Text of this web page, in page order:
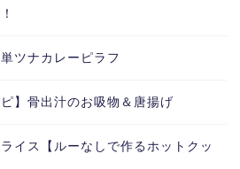
ツナカレーピラフ
】骨出汁のお吸物＆唐揚げ
イス【ルーなしで作るホットクッ